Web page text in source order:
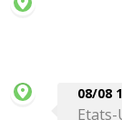
08/08